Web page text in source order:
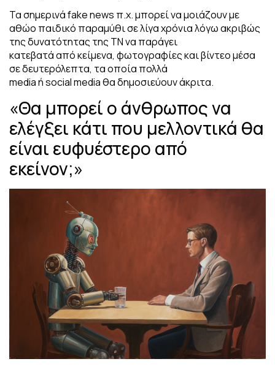
Τα σημερινά fake news π.χ. μπορεί να μοιάζουν με
αθώο παιδικό παραμύθι σε λίγα χρόνια λόγω ακριβώς
της δυνατότητας της ΤΝ να παράγει
κατεβατά από κείμενα, φωτογραφίες και βίντεο μέσα
σε δευτερόλεπτα, τα οποία πολλά
media ή social media θα δημοσιεύουν άκριτα.
«Θα μπορεί ο άνθρωπος να
ελέγξει κάτι που μελλοντικά θα
είναι ευφυέστερο από
εκείνον;»